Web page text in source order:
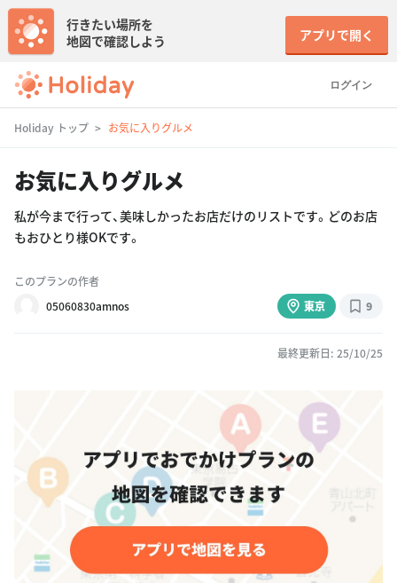
ログイン
行きたい場所を
地図で確認しよう
アプリで開く
Holiday トップ お気に入りグルメ
お気に入りグルメ
私が今まで行って、美味しかったお店だけのリストです。どのお店
もおひとり様OKです。
このプランの作者
05060830amnos
東京 9
最終更新日: 25/10/25